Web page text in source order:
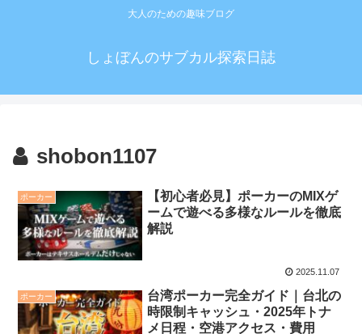
大人のための趣味ブログ
しょぼんのサブカル探索日誌
shobon1107
ポーカー
【初心者必見】ポーカーのMIXゲ
ームで遊べる多様なルールを徹底
解説
2025.11.07
ポーカー
台湾ポーカー完全ガイド｜台北の
時限制キャッシュ・2025年トナ
メ日程・空港アクセス・費用